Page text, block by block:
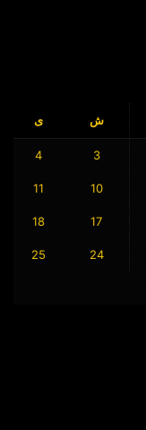
ش ی
3
4
10
11
17
18
24
25